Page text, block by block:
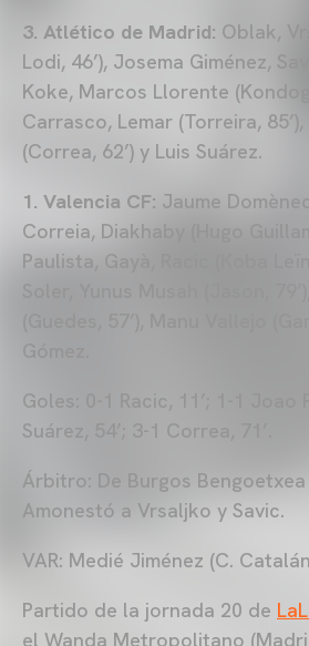
3. Atlético de Madrid: Oblak,
Lodi, 46’), Josema Giménez,
Koke, Marcos Llorente
Carrasco, Lemar (Torreira, 85’),
(Correa, 62’) y Luis Suárez.
1. Valencia CF: Jaume
Correia, Diakhaby (Hugo
Paulista, Gayà, Racic (Koba
Soler, Yunus Musah (Jason,
(Guedes, 57’), Manu Vallejo
Goles: 0-1 Racic, 11’; 1-1 Joao
Suárez, 54’; 3-1 Correa, 71’.
Árbitro: De Burgos Bengoetxea
Amonestó a Vrsaljko y Savic.
VAR: Medié Jiménez (C.
Partido de la jornada 20 de
el Wanda Metropolitano